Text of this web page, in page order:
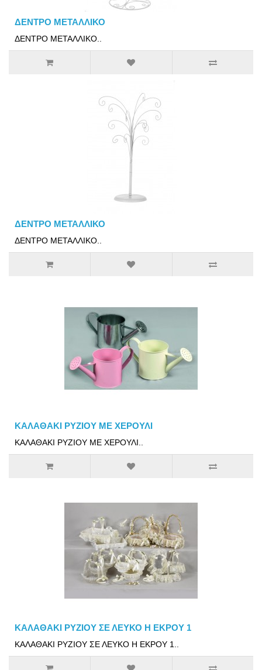
ΔΕΝΤΡΟ ΜΕΤΑΛΛΙΚΟ
ΔΕΝΤΡΟ ΜΕΤΑΛΛΙΚΟ..
ΔΕΝΤΡΟ ΜΕΤΑΛΛΙΚΟ
ΔΕΝΤΡΟ ΜΕΤΑΛΛΙΚΟ..
ΚΑΛΑΘΑΚΙ ΡΥΖΙΟΥ ΜΕ ΧΕΡΟΥΛΙ
ΚΑΛΑΘΑΚΙ ΡΥΖΙΟΥ ΜΕ ΧΕΡΟΥΛΙ..
ΚΑΛΑΘΑΚΙ ΡΥΖΙΟΥ ΣΕ ΛΕΥΚΟ Η ΕΚΡΟΥ 1
ΚΑΛΑΘΑΚΙ ΡΥΖΙΟΥ ΣΕ ΛΕΥΚΟ Η ΕΚΡΟΥ 1..